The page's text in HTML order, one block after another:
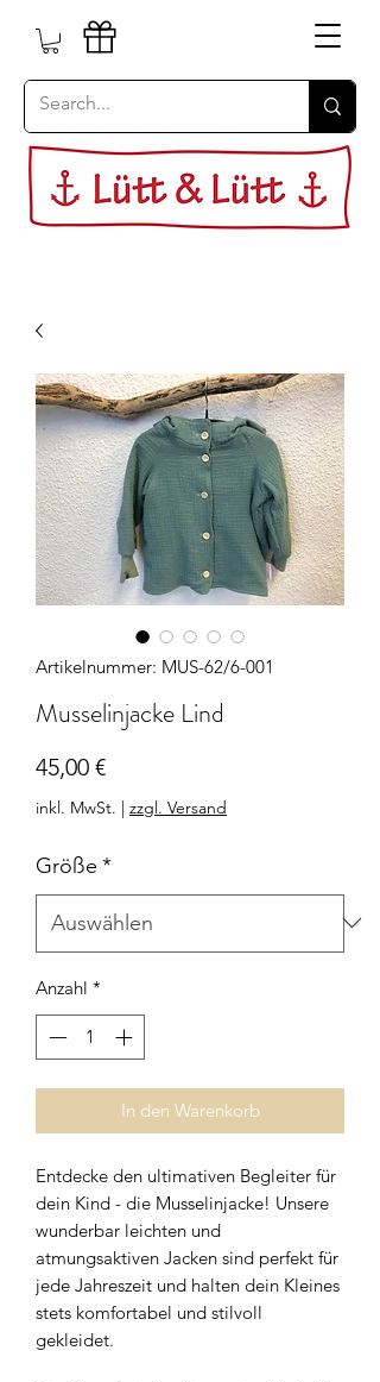
Artikelnummer: MUS-62/6-001
Musselinjacke Lind
45,00 €Preis
inkl. MwSt. | zzgl. Versand
Größe *
Anzahl *
In den Warenkorb
Entdecke den ultimativen Begleiter für
dein Kind - die Musselinjacke! Unsere
wunderbar leichten und
atmungsaktiven Jacken sind perfekt für
jede Jahreszeit und halten dein Kleines
stets komfortabel und stilvoll
gekleidet.